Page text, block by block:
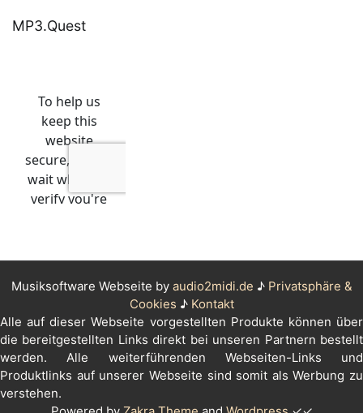
MP3.Quest
Musiksoftware Webseite by audio2midi.de ♪ Privatsphäre &
Cookies ♪ Kontakt
Alle auf dieser Webseite vorgestellten Produkte können über
die bereitgestellten Links direkt bei unseren Partnern bestellt
werden. Alle weiterführenden Webseiten-Links und
Produktlinks auf unserer Webseite sind somit als Werbung zu
verstehen.